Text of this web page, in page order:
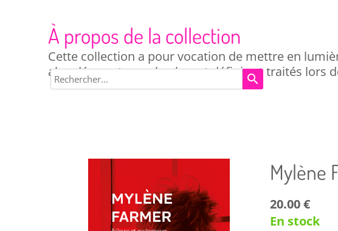
À propos de la collection
Cette collection a pour vocation de mettre en
abordés sont pour la plupart définis et traités lors
search
Mylène
20.00 €
En stock